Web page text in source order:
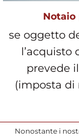
Notaio
se oggetto
l’acquisto
prevede
(imposta di
Nonostante i